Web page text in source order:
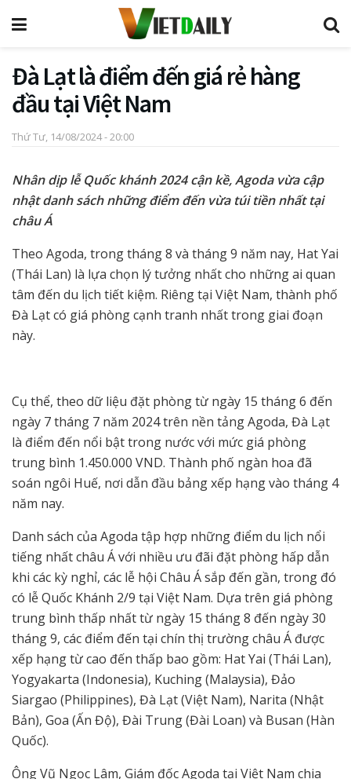
Đà Lạt là điểm đến giá rẻ hàng
đầu tại Việt Nam
Thứ Tư, 14/08/2024 - 20:00
Nhân dịp lễ Quốc khánh 2024 cận kề, Agoda vừa cập
nhật danh sách những điểm đến vừa túi tiền nhất tại
châu Á
Theo Agoda, trong tháng 8 và tháng 9 năm nay, Hat Yai
(Thái Lan) là lựa chọn lý tưởng nhất cho những ai quan
tâm đến du lịch tiết kiệm. Riêng tại Việt Nam, thành phố
Đà Lạt có giá phòng cạnh tranh nhất trong giai đoạn
này.
Cụ thể, theo dữ liệu đặt phòng từ ngày 15 tháng 6 đến
ngày 7 tháng 7 năm 2024 trên nền tảng Agoda, Đà Lạt
là điểm đến nổi bật trong nước với mức giá phòng
trung bình 1.450.000 VND. Thành phố ngàn hoa đã
soán ngôi Huế, nơi dẫn đầu bảng xếp hạng vào tháng 4
năm nay.
Danh sách của Agoda tập hợp những điểm du lịch nổi
tiếng nhất châu Á với nhiều ưu đãi đặt phòng hấp dẫn
khi các kỳ nghỉ, các lễ hội Châu Á sắp đến gần, trong đó
có lễ Quốc Khánh 2/9 tại Việt Nam. Dựa trên giá phòng
trung bình thấp nhất từ ngày 15 tháng 8 đến ngày 30
tháng 9, các điểm đến tại chín thị trường châu Á được
xếp hạng từ cao đến thấp bao gồm: Hat Yai (Thái Lan),
Yogyakarta (Indonesia), Kuching (Malaysia), Đảo
Siargao (Philippines), Đà Lạt (Việt Nam), Narita (Nhật
Bản), Goa (Ấn Độ), Đài Trung (Đài Loan) và Busan (Hàn
Quốc).
Ông Vũ Ngọc Lâm, Giám đốc Agoda tại Việt Nam chia